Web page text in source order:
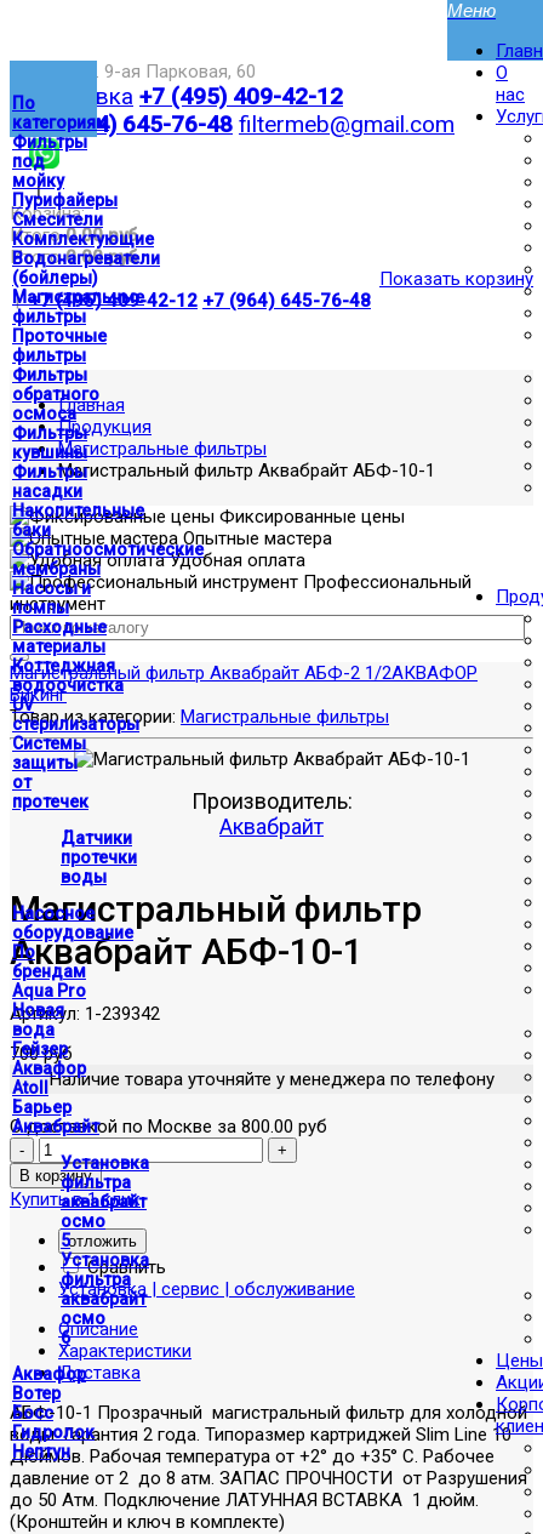
По
категориям
Фильтры
под
мойку
Пурифайеры
Смесители
Комплектующие
Водонагреватели
(бойлеры)
Магистральные
фильтры
Проточные
фильтры
Фильтры
обратного
осмоса
Фильтры
кувшины
Фильтры
насадки
Накопительные
баки
Обратноосмотические
мембраны
Насосы и
помпы
Расходные
материалы
Коттеджная
водоочистка
UV
стерилизаторы
Системы
защиты
от
протечек
Датчики
протечки
воды
Насосное
оборудование
По
брендам
Aqua Pro
Новая
вода
Гейзер
Аквафор
Atoll
Барьер
Аквабрайт
Установка
фильтра
аквабрайт
осмо
5
Установка
фильтра
аквабрайт
осмо
6
Аквафор
Вотер
Босс
Гидролок
Нептун
Москва,ул. 9-ая Парковая, 60
Доставка +7 (495) 409-42-12
+7 (964) 645-76-48 filtermeb@gmail.com
|
Корзина:
Итого0.00 руб
Итого0.00 руб
Показать корзину
| +7 (495) 409-42-12 +7 (964) 645-76-48
О
нас
Цены
Главная
Продукция
Магистральные фильтры
Магистральный фильтр Аквабрайт АБФ-10-1
Фиксированные цены
Опытные мастера
Удобная оплата
Профессиональный
инструмент
Магистральный фильтр Аквабрайт АБФ-2 1/2АКВАФОР
Викинг
Товар из категории: Магистральные фильтры
Производитель:
Аквабрайт
Магистральный фильтр
Аквабрайт АБФ-10-1
Артикул: 1-239342
700 руб
Наличие товара уточняйте у менеджера по телефону
С доставкой по Москве за 800.00 руб
Купить в 1 клик
отложить
Сравнить
Установка | сервис | обслуживание
Описание
Характеристики
Доставка
АБФ-10-1 Прозрачный магистральный фильтр для холодной
воды. Гарантия 2 года. Типоразмер картриджей Slim Line 10
Дюймов. Рабочая температура от +2° до +35° С. Рабочее
давление от 2 до 8 атм. ЗАПАС ПРОЧНОСТИ от Разрушения
до 50 Атм. Подключение ЛАТУННАЯ ВСТАВКА 1 дюйм.
(Кронштейн и ключ в комплекте)